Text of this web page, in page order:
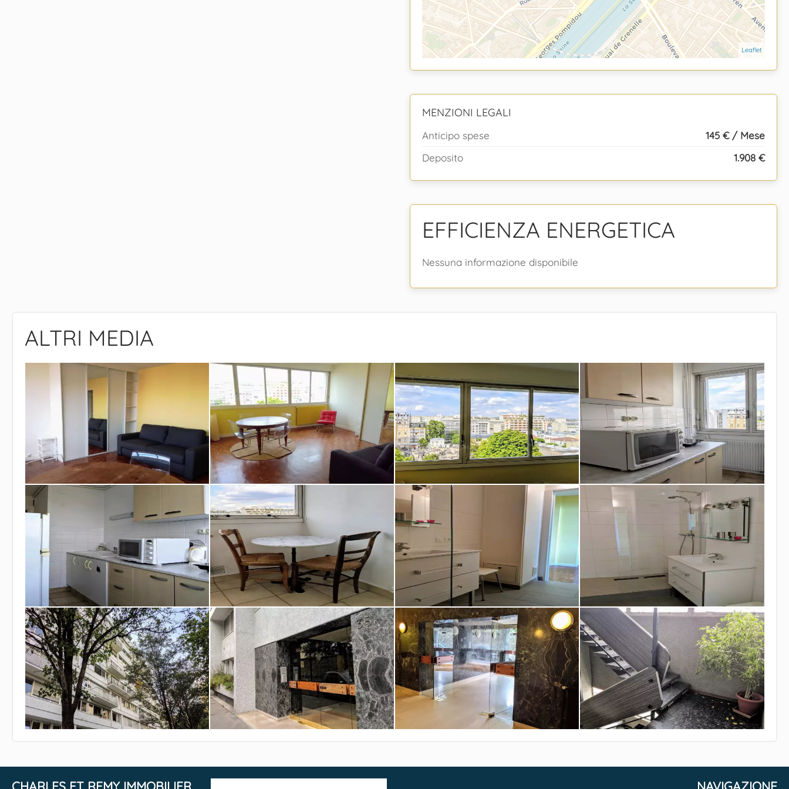
Leaflet
MENZIONI LEGALI
Anticipo spese
145 € / Mese
Deposito
1.908 €
EFFICIENZA ENERGETICA
Nessuna informazione disponibile
ALTRI MEDIA